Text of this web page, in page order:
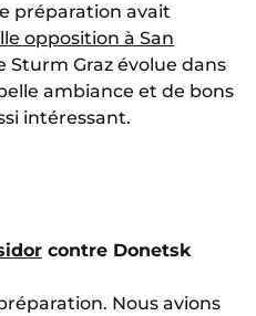
préparation avait
opposition à San
Sturm Graz évolue dans
ambiance et de bons
intéressant.
contre Donetsk
Nous avions